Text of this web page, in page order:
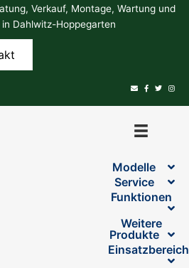
Verkauf, Montage, Wartung und
Dahlwitz-Hoppegarten
Modelle
Service
Funktionen
Weitere
Produkte